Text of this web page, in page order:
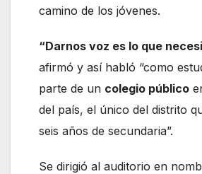
camino de los jóvenes.
“Darnos voz es lo que
afirmó y así habló “como
parte de un colegio público
del país, el único del distrito
seis años de secundaria”.
Se dirigió al auditorio en